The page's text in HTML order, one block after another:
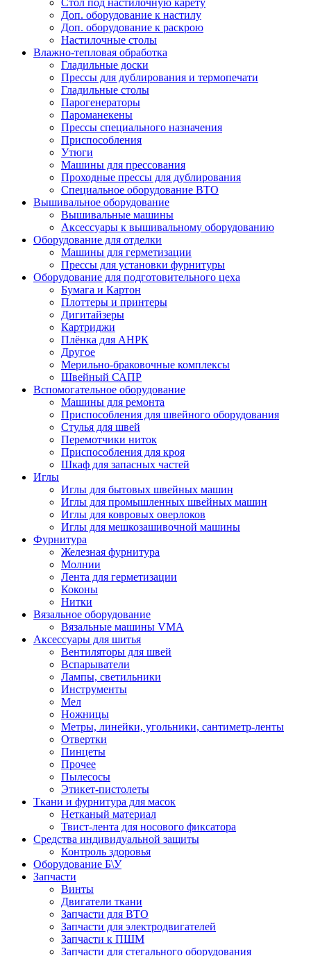
Стол под настилочную карету
Доп. оборудование к настилу
Доп. оборудование к раскрою
Настилочные столы
Влажно-тепловая обработка
Гладильные доски
Прессы для дублирования и термопечати
Гладильные столы
Парогенераторы
Пароманекены
Прессы специального назначения
Приспособления
Утюги
Машины для прессования
Проходные прессы для дублирования
Специальное оборудование ВТО
Вышивальное оборудование
Вышивальные машины
Аксессуары к вышивальному оборудованию
Оборудование для отделки
Машины для герметизации
Прессы для установки фурнитуры
Оборудование для подготовительного цеха
Бумага и Картон
Плоттеры и принтеры
Дигитайзеры
Картриджи
Плёнка для АНРК
Другое
Мерильно-браковочные комплексы
Швейный САПР
Вспомогательное оборудование
Машины для ремонта
Приспособления для швейного оборудования
Стулья для швей
Перемотчики ниток
Приспособления для кроя
Шкаф для запасных частей
Иглы
Иглы для бытовых швейных машин
Иглы для промышленных швейных машин
Иглы для ковровых оверлоков
Иглы для мешкозашивочной машины
Фурнитура
Железная фурнитура
Молнии
Лента для герметизации
Коконы
Нитки
Вязальное оборудование
Вязальные машины VMA
Аксессуары для шитья
Вентиляторы для швей
Вспарыватели
Лампы, светильники
Инструменты
Мел
Ножницы
Метры, линейки, угольники, сантиметр-ленты
Отвертки
Пинцеты
Прочее
Пылесосы
Этикет-пистолеты
Ткани и фурнитура для масок
Нетканый материал
Твист-лента для носового фиксатора
Средства индивидуальной защиты
Контроль здоровья
Оборудование Б\У
Запчасти
Винты
Двигатели ткани
Запчасти для ВТО
Запчасти для электродвигателей
Запчасти к ПШМ
Запчасти для стегального оборудования